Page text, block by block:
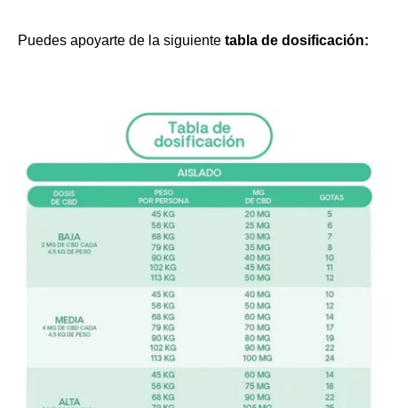
Puedes apoyarte de la siguiente tabla de dosificación: